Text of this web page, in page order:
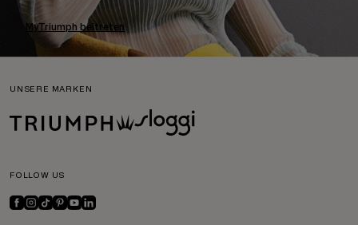
MyTriumph beitreten
UNSERE MARKEN
FOLLOW US